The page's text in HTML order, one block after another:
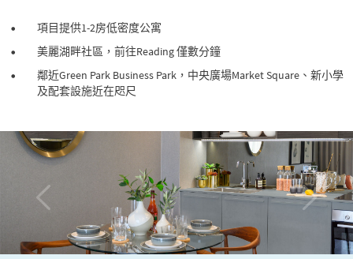
項目提供1-2房低密度公寓
美麗湖畔社區，前往Reading 僅數分鐘
鄰近Green Park Business Park，中央廣場Market Square、新小學
及配套設施近在咫尺
P
r
e
v
i
o
s
N
e
x
t